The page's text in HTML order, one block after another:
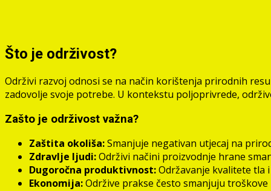
Što je održivost?
Održivi razvoj odnosi se na način korištenja prirodnih
zadovolje svoje potrebe. U kontekstu poljoprivrede,
Zašto je održivost važna?
Zaštita okoliša:Smanjuje negativan utjecaj na
Zdravlje ljudi:Održivi načini proizvodnje hrane
Dugoročna produktivnost:Održavanje kvalitete tla
Ekonomija:Održive prakse često smanjuju